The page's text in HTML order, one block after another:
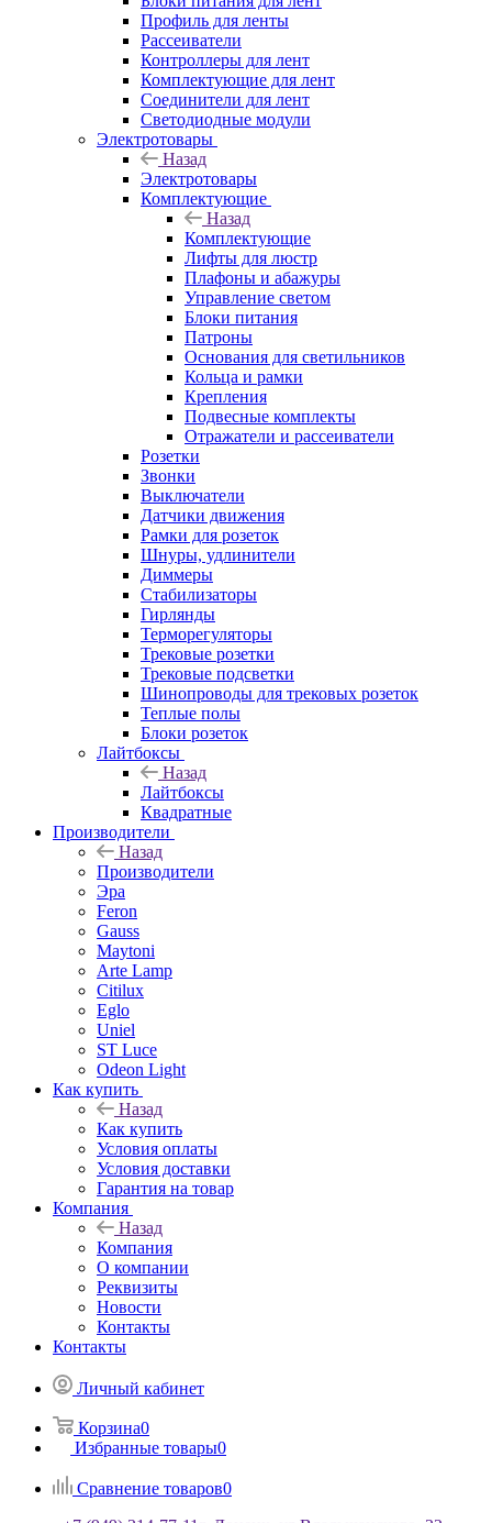
Профиль для ленты
Рассеиватели
Контроллеры для лент
Комплектующие для лент
Соединители для лент
Светодиодные модули
Электротовары
Назад
Электротовары
Комплектующие
Назад
Комплектующие
Лифты для люстр
Плафоны и абажуры
Управление светом
Блоки питания
Патроны
Основания для светильников
Кольца и рамки
Крепления
Подвесные комплекты
Отражатели и рассеиватели
Розетки
Звонки
Выключатели
Датчики движения
Рамки для розеток
Шнуры, удлинители
Диммеры
Стабилизаторы
Гирлянды
Терморегуляторы
Трековые розетки
Трековые подсветки
Шинопроводы для трековых розеток
Теплые полы
Блоки розеток
Лайтбоксы
Назад
Лайтбоксы
Квадратные
Производители
Назад
Производители
Эра
Feron
Gauss
Maytoni
Arte Lamp
Citilux
Eglo
Uniel
ST Luce
Odeon Light
Как купить
Назад
Как купить
Условия оплаты
Условия доставки
Гарантия на товар
Компания
Назад
Компания
О компании
Реквизиты
Новости
Контакты
Контакты
Личный кабинет
Корзина0
Избранные товары0
Сравнение товаров0